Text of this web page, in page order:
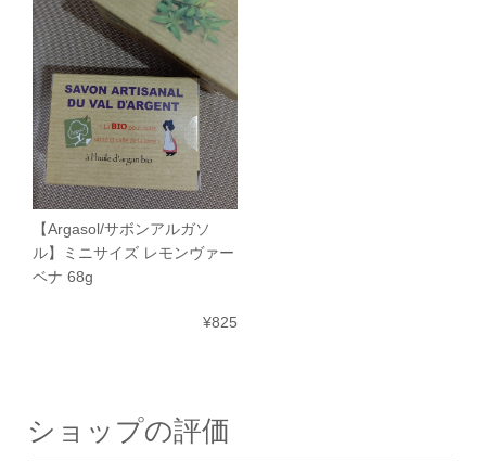
【Argasol/サボンアルガソ
ル】ミニサイズ レモンヴァー
ベナ 68g
¥825
ショップの評価